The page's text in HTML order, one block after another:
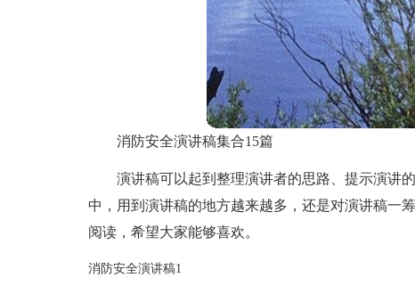
消防安全演讲稿集合15篇
演讲稿可以起到整理演讲者的思路、提示演讲
中，用到演讲稿的地方越来越多，还是对演讲稿一
阅读，希望大家能够喜欢。
消防安全演讲稿1